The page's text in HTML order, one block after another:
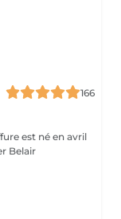
166
est né en avril
Belair